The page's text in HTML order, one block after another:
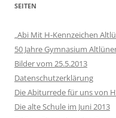
SEITEN
„Abi Mit H-Kennzeichen
50 Jahre Gymnasium
Bilder vom 25.5.2013
Datenschutzerklärung
Die Abiturrede für uns von
Die alte Schule im Juni 2013